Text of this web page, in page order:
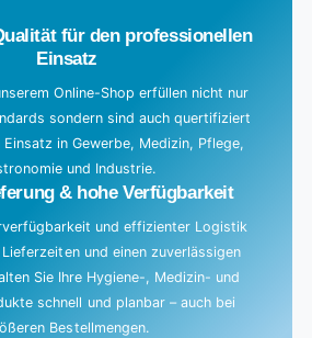
für den professionellen
Einsatz
Online-Shop erfüllen nicht nur
sondern sind auch quertifiziert
in Gewerbe, Medizin, Pflege,
und Industrie.
& hohe Verfügbarkeit
und effizienter Logistik
und einen zuverlässigen
Sie Ihre Hygiene-, Medizin- und
schnell und planbar – auch bei
Bestellmengen.